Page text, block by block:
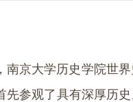
南京大学历史学院世界
先参观了具有深厚历